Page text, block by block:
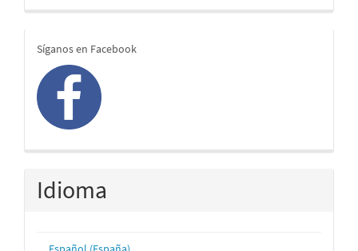
redes
Síganos en Facebook
Idioma